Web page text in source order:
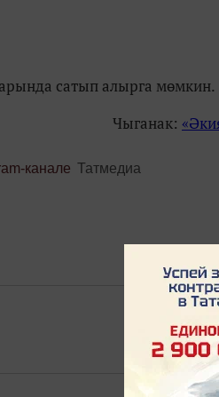
сатып алырга мөмкин.
Чыганак:
канале Татмедиа